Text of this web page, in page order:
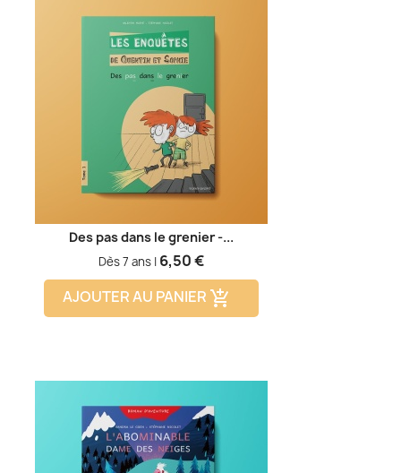
Des pas dans le grenier -...
Dès 7 ans | Prix
6,50 €
AJOUTER AU PANIER add_shopping_cart